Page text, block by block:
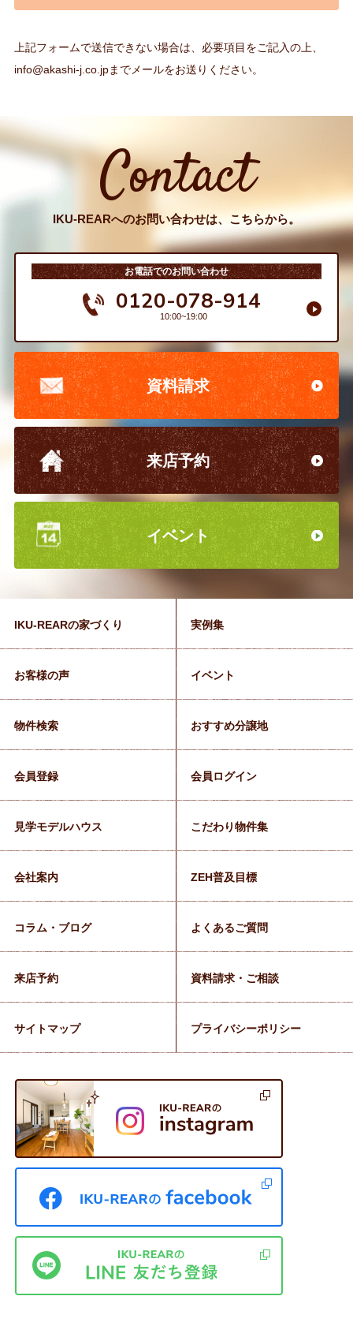
上記フォームで送信できない場合は、必要項目をご記入の上、
info@akashi-j.co.jpまでメールをお送りください。
Contact
IKU-REARへのお問い合わせは、こちらから。
お電話でのお問い合わせ
0120-078-914
10:00~19:00
資料請求
来店予約
イベント
IKU-REARの家づくり 実例集
お客様の声 イベント
物件検索 おすすめ分譲地
会員登録 会員ログイン
見学モデルハウス こだわり物件集
会社案内 ZEH普及目標
コラム・ブログ よくあるご質問
来店予約 資料請求・ご相談
サイトマップ プライバシーポリシー